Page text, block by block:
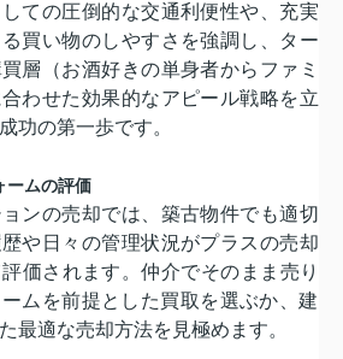
ての圧倒的な交通利便性や、 充実
買い物のしやすさを強調し、
ター
層（お酒好きの単身者からファミ
合わせた効果的なアピール戦略を立
功の第一歩です。
ームの評価
ンの売却では、 築古物件でも適切
や日々の管理状況がプラスの売却
価されます。仲介でそのまま売り
ームを前提とした買取を選ぶか、建
最適な売却方法を見極めます。